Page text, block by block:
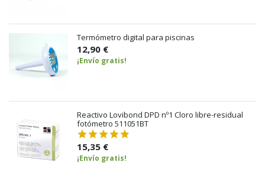
Termómetro digital para piscinas
12,90 €
¡Envío gratis!
Reactivo Lovibond DPD nº1 Cloro libre-residual
fotómetro 511051BT
15,35 €
¡Envío gratis!